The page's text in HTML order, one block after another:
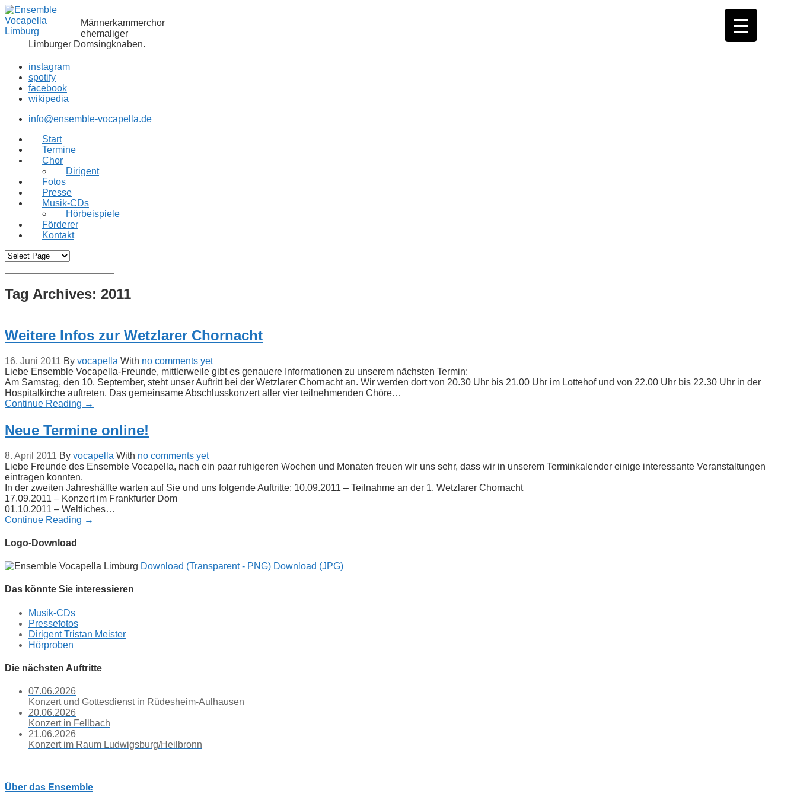
Männerkammerchor
ehemaliger
Limburger Domsingknaben.
instagram
spotify
facebook
wikipedia
info@ensemble-vocapella.de
Start
Termine
Chor
Dirigent
Fotos
Presse
Musik-CDs
Hörbeispiele
Förderer
Kontakt
Tag Archives: 2011
Weitere Infos zur Wetzlarer Chornacht
16. Juni 2011 By vocapella With no comments yet
Liebe Ensemble Vocapella-Freunde, mittlerweile gibt es genauere Informationen zu unserem nächsten Termin:
Am Samstag, den 10. September, steht unser Auftritt bei der Wetzlarer Chornacht an. Wir werden dort von 20.30 Uhr bis 21.00 Uhr im Lottehof und von 22.00 Uhr bis 22.30 Uhr in der
Hospitalkirche auftreten. Das gemeinsame Abschlusskonzert aller vier teilnehmenden Chöre…
Continue Reading →
Neue Termine online!
8. April 2011 By vocapella With no comments yet
Liebe Freunde des Ensemble Vocapella, nach ein paar ruhigeren Wochen und Monaten freuen wir uns sehr, dass wir in unserem Terminkalender einige interessante Veranstaltungen
eintragen konnten.
In der zweiten Jahreshälfte warten auf Sie und uns folgende Auftritte: 10.09.2011 – Teilnahme an der 1. Wetzlarer Chornacht
17.09.2011 – Konzert im Frankfurter Dom
01.10.2011 – Weltliches…
Continue Reading →
Logo-Download
Download (Transparent - PNG) Download (JPG)
Das könnte Sie interessieren
Musik-CDs
Pressefotos
Dirigent Tristan Meister
Hörproben
Die nächsten Auftritte
07.06.2026
Konzert und Gottesdienst in Rüdesheim-Aulhausen
20.06.2026
Konzert in Fellbach
21.06.2026
Konzert im Raum Ludwigsburg/Heilbronn
Über das Ensemble